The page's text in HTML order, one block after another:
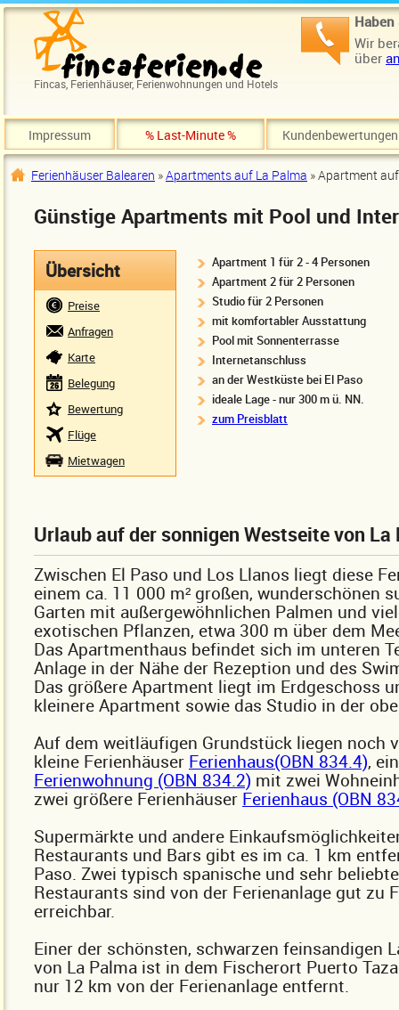
Direkt zum Inhalt
Haben
Wir
über
Fincas, Ferienhäuser, Ferienwohnungen und Hotels
Impressum % Last-Minute % Kundenbewertungen
Sie sind hier
Ferienhäuser Balearen »Apartments auf La Palma » Apartment
Günstige Apartments mit Pool und
Übersicht
Preise
Anfragen
Karte
Belegung
Bewertung
Flüge
Mietwagen
Apartment 1 für 2 - 4 Personen
Apartment 2 für 2 Personen
Studio für 2 Personen
mit komfortabler Ausstattung
Pool mit Sonnenterrasse
Internetanschluss
an der Westküste bei El Paso
ideale Lage - nur 300 m ü. NN.
zum Preisblatt
Urlaub auf der sonnigen Westseite von La
Zwischen El Paso und Los Llanos liegt diese
einem ca. 11 000 m² großen, wunderschönen
Garten mit außergewöhnlichen Palmen und
exotischen Pflanzen, etwa 300 m über dem
Das Apartmenthaus befindet sich im unteren
Anlage in der Nähe der Rezeption und des
Das größere Apartment liegt im Erdgeschoss
kleinere Apartment sowie das Studio in der
Auf dem weitläufigen Grundstück liegen noch
kleine Ferienhäuser Ferienhaus(OBN 834.4),
Ferienwohnung (OBN 834.2) mit zwei
zwei größere Ferienhäuser Ferienhaus (OBN
Supermärkte und andere
Restaurants und Bars gibt es im ca. 1 km
Paso. Zwei typisch spanische und sehr beliebte
Restaurants sind von der Ferienanlage gut zu
erreichbar.
Einer der schönsten, schwarzen feinsandigen
von La Palma ist in dem Fischerort Puerto
nur 12 km von der Ferienanlage entfernt.